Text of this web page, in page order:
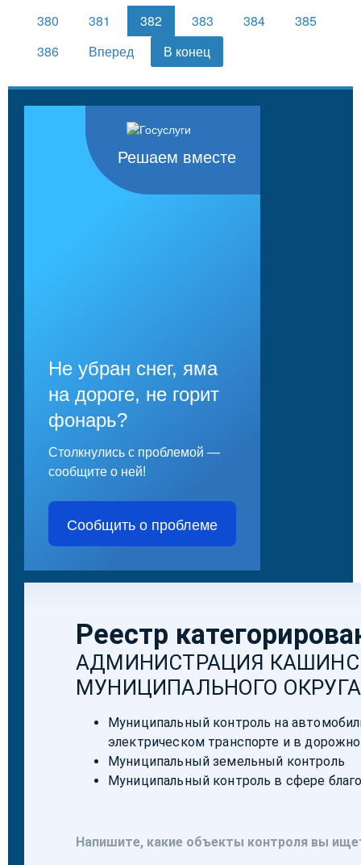
380
381 382 383 384
385
386
Вперед В конец
Решаем вместе
Не убран снег, яма
на дороге, не горит
фонарь?
Столкнулись с проблемой —
сообщите о ней!
Сообщить о проблеме